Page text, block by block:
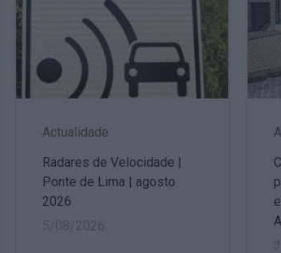
Actualidade
Radares de Velocidade |
Ponte de Lima | agosto
2026